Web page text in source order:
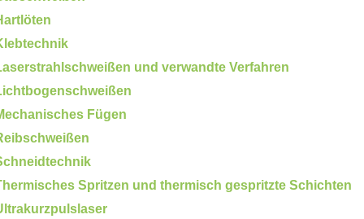
und verwandte Verfahren
Fügen
Spritzen und thermisch gespritzte Schichten